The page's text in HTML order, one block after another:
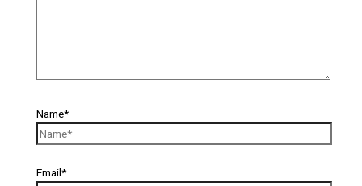
Name*
Email*